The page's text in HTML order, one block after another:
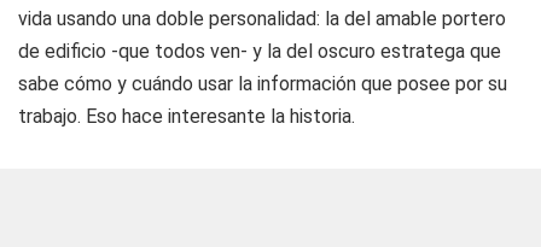
vida usando una doble personalidad: la del amable portero
de edificio -que todos ven- y la del oscuro estratega que
sabe cómo y cuándo usar la información que posee por su
trabajo. Eso hace interesante la historia.